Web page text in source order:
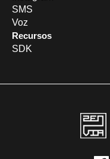
SMS
Voz
Recursos
SDK